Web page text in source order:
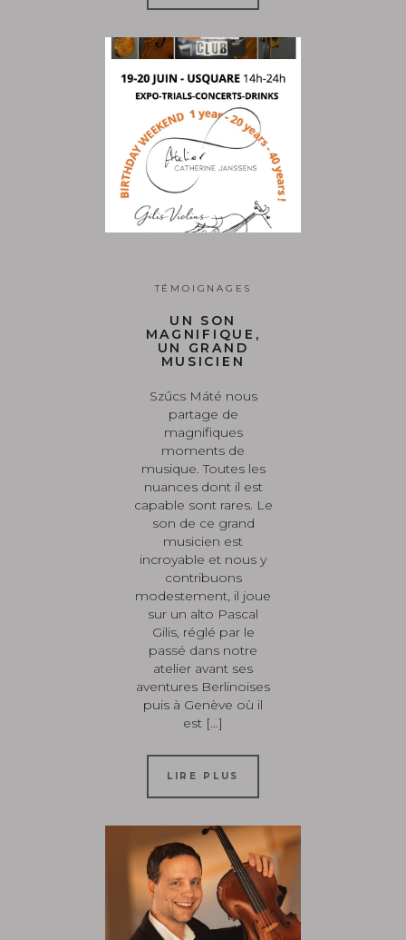
TÉMOIGNAGES
UN SON
MAGNIFIQUE,
UN GRAND
MUSICIEN
Szűcs Máté nous
partage de
magnifiques
moments de
musique. Toutes les
nuances dont il est
capable sont rares. Le
son de ce grand
musicien est
incroyable et nous y
contribuons
modestement, il joue
sur un alto Pascal
Gilis, réglé par le
passé dans notre
atelier avant ses
aventures Berlinoises
puis à Genève où il
est […]
LIRE PLUS